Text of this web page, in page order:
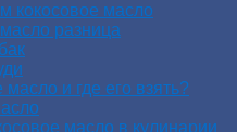
кокосовое масло
разница
и где его взять?
масло в кулинарии